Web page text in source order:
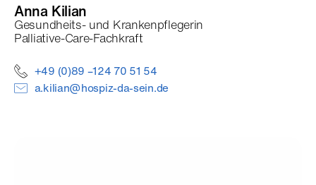
Anna Kilian
Gesundheits- und Krankenpflegerin
Palliative-Care-Fachkraft
+49 (0)89 –124 70 51 54
a.kilian@hospiz-da-sein.de